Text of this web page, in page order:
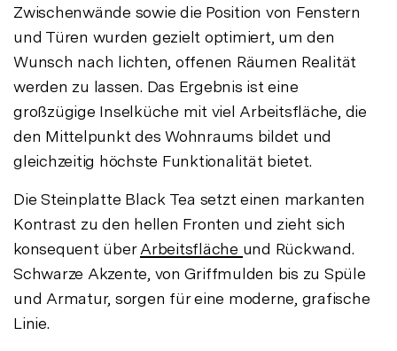
Zwischenwände sowie die Position von Fenstern
und Türen wurden gezielt optimiert, um den
Wunsch nach lichten, offenen Räumen Realität
werden zu lassen. Das Ergebnis ist eine
großzügige Inselküche mit viel Arbeitsfläche, die
den Mittelpunkt des Wohnraums bildet und
gleichzeitig höchste Funktionalität bietet.
Die Steinplatte Black Tea setzt einen markanten
Kontrast zu den hellen Fronten und zieht sich
konsequent überArbeitsfläche und Rückwand.
Schwarze Akzente, von Griffmulden bis zu Spüle
und Armatur, sorgen für eine moderne, grafische
Linie.